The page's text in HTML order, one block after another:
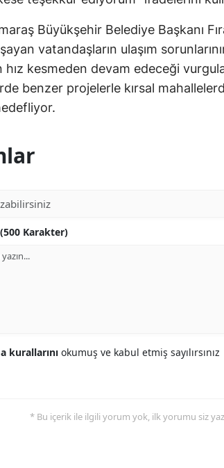
Büyükşehir Belediye Başkanı
vatandaşların ulaşım
hız kesmeden devam edeceği
benzer projelerle kırsal
Karakter)
kurallarını okumuş ve kabul etmiş sayılırsınız
* Bu içerik ile ilgili yorum yok, ilk yorumu siz